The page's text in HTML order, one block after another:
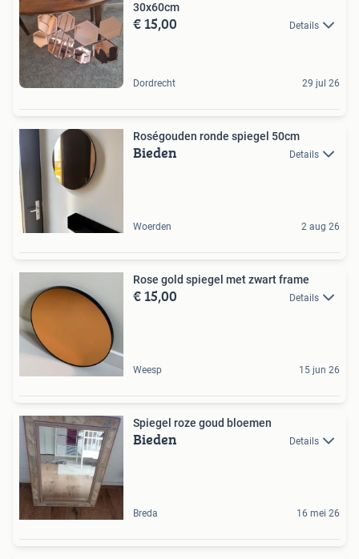
30x60cm
€ 15,00 Details
Dordrecht 29 jul 26
Roségouden ronde spiegel 50cm
Bieden Details
Woerden 2 aug 26
Rose gold spiegel met zwart frame
€ 15,00 Details
Weesp 15 jun 26
Spiegel roze goud bloemen
Bieden Details
Breda 16 mei 26